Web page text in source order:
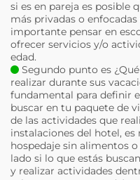
si es en pareja es posible
más privadas o
importante pensar en
ofrecer servicios y/o
edad.
Segundo punto es
realizar durante sus
fundamental para definir
buscar en tu paquete de
de las actividades que
instalaciones del hotel,
hospedaje sin alimentos
lado si lo que estás
y realizar actividades